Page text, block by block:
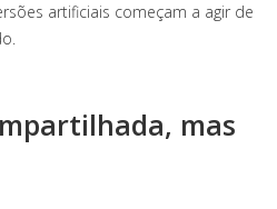
artificiais começam a agir de
mas